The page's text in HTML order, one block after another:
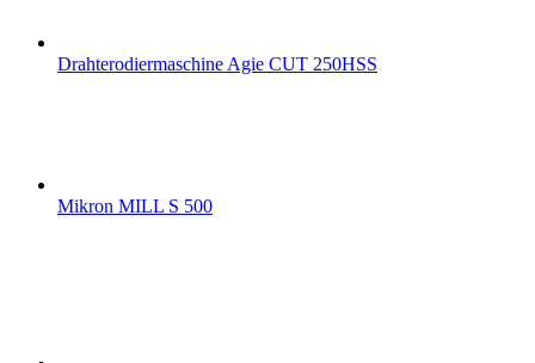
Drahterodiermaschine Agie CUT 250HSS
Mikron MILL S 500